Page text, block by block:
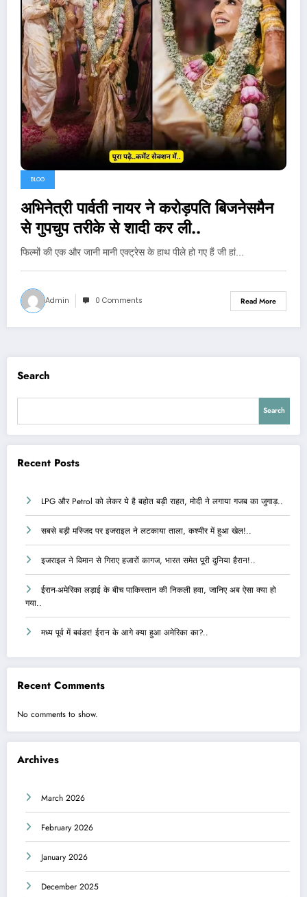
BLOG
अभिनेत्री पार्वती नायर ने करोड़पति बिजनेसमैन
से गुपचुप तरीके से शादी कर ली..
फिल्मों की एक और जानी मानी एक्ट्रेस के हाथ पीले हो गए हैं जी हां…
Admin 0 Comments Read More
Search
Search
Recent Posts
LPG और Petrol को लेकर ये है बहोत बड़ी राहत, मोदी ने लगाया गजब का जुगाड़..
सबसे बड़ी मस्जिद पर इजराइल ने लटकाया ताला, कश्मीर में हुआ खेल!..
इजराइल ने विमान से गिराए हजारों कागज, भारत समेत पूरी दुनिया हैरान!..
ईरान-अमेरिका लड़ाई के बीच पाकिस्तान की निकली हवा, जानिए अब ऐसा क्या हो
गया..
मध्य पूर्व में बवंडर! ईरान के आगे क्या हुआ अमेरिका का?..
Recent Comments
No comments to show.
Archives
March 2026
February 2026
January 2026
December 2025